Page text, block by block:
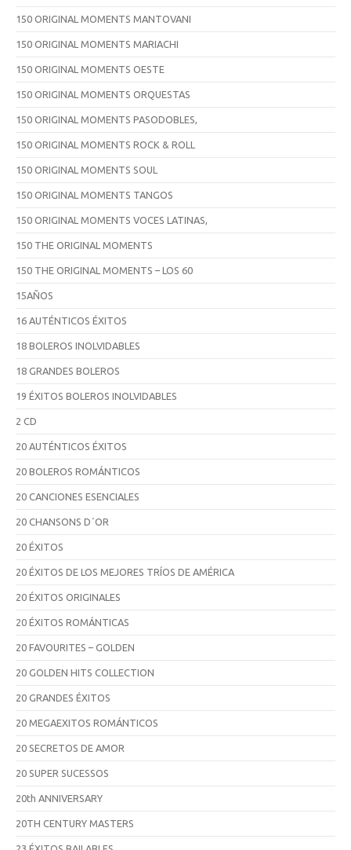
150 ORIGINAL MOMENTS MANTOVANI
150 ORIGINAL MOMENTS MARIACHI
150 ORIGINAL MOMENTS OESTE
150 ORIGINAL MOMENTS ORQUESTAS
150 ORIGINAL MOMENTS PASODOBLES,
150 ORIGINAL MOMENTS ROCK & ROLL
150 ORIGINAL MOMENTS SOUL
150 ORIGINAL MOMENTS TANGOS
150 ORIGINAL MOMENTS VOCES LATINAS,
150 THE ORIGINAL MOMENTS
150 THE ORIGINAL MOMENTS – LOS 60
15AÑOS
16 AUTÉNTICOS ÉXITOS
18 BOLEROS INOLVIDABLES
18 GRANDES BOLEROS
19 ÉXITOS BOLEROS INOLVIDABLES
2 CD
20 AUTÉNTICOS ÉXITOS
20 BOLEROS ROMÁNTICOS
20 CANCIONES ESENCIALES
20 CHANSONS D´OR
20 ÉXITOS
20 ÉXITOS DE LOS MEJORES TRÍOS DE AMÉRICA
20 ÉXITOS ORIGINALES
20 ÉXITOS ROMÁNTICAS
20 FAVOURITES – GOLDEN
20 GOLDEN HITS COLLECTION
20 GRANDES ÉXITOS
20 MEGAEXITOS ROMÁNTICOS
20 SECRETOS DE AMOR
20 SUPER SUCESSOS
20th ANNIVERSARY
20TH CENTURY MASTERS